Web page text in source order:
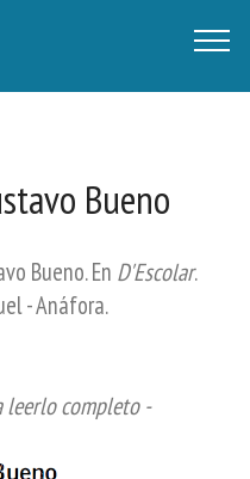
Descartes, Buenos Aires
Bueno
Bueno. En D'Escolar.
- Anáfora.
leerlo completo -